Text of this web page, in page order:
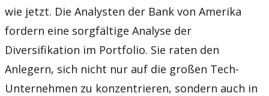
wie jetzt. Die Analysten der Bank von Amerika
fordern eine sorgfältige Analyse der
Diversifikation im Portfolio. Sie raten den
Anlegern, sich nicht nur auf die großen Tech-
Unternehmen zu konzentrieren, sondern auch in